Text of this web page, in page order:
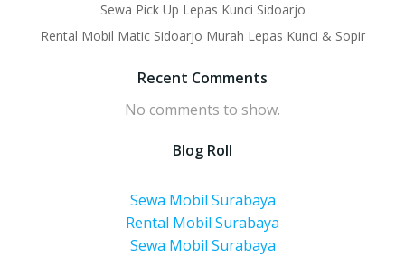
Sewa Pick Up Lepas Kunci Sidoarjo
Rental Mobil Matic Sidoarjo Murah Lepas Kunci & Sopir
Recent Comments
No comments to show.
Blog Roll
Sewa Mobil Surabaya
Rental Mobil Surabaya
Sewa Mobil Surabaya